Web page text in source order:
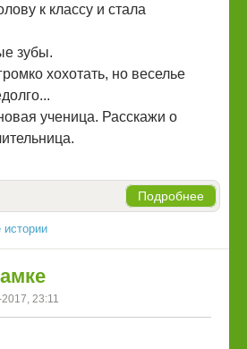
к классу и стала
зубы.
хохотать, но веселье
ученица. Расскажи о
Подробнее
23:11